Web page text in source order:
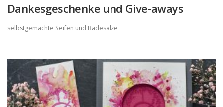
Dankesgeschenke und Give-aways
selbstgemachte Seifen und Badesalze